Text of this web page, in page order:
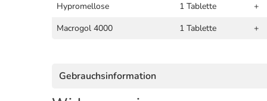
Hypromellose
1 Tablette
+
Macrogol 4000
1 Tablette +
Gebrauchsinformation